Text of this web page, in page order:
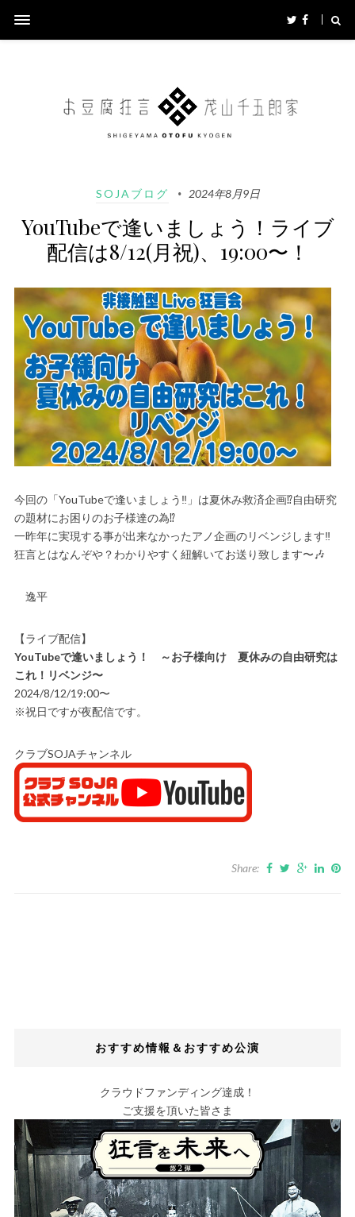
SOJAブログ 2024年8月9日
YouTubeで逢いましょう！ライブ
配信は8/12(月祝)、19:00〜！
今回の「YouTubeで逢いましょう‼️」は夏休み救済企画⁉️自由研究
の題材にお困りのお子様達の為⁉️
一昨年に実現する事が出来なかったアノ企画のリベンジします‼️
狂言とはなんぞや？わかりやすく紐解いてお送り致します〜🎶
逸平
【ライブ配信】
YouTubeで逢いましょう！ ～お子様向け 夏休みの自由研究は
これ！リベンジ〜
2024/8/12/19:00〜
※祝日ですが夜配信です。
クラブSOJAチャンネル
Share:
おすすめ情報＆おすすめ公演
クラウドファンディング達成！
ご支援を頂いた皆さま